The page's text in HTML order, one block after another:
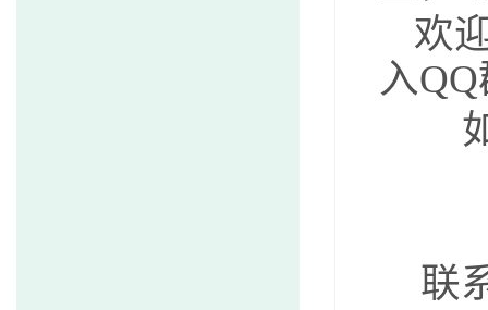
欢
入
如
联